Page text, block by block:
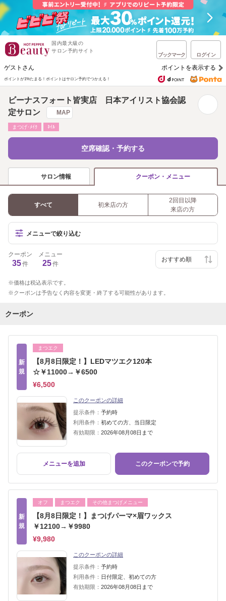
国内最大級の
サロン予約サイト
ブックマーク ログイン
ゲストさん ポイントを表示する
ポイントが1%たまる！ ポイントはサロン予約でつかえる！
ビーナスフォート皆実店 日本アイリスト協会認
定サロン
MAP
まつげ･ﾒｲｸ ﾈｲﾙ
空席確認・予約する
サロン情報 クーポン・メニュー
すべて 初来店の方
2回目以降
来店の方
メニューで絞り込む
クーポン
35件
メニュー
25件
価格は税込表示です。
クーポンは予告なく内容を変更・終了する可能性があります。
クーポン
新
規
まつエク
【8月8日限定！】LEDマツエク120本
☆￥11000→￥6500
¥6,500
このクーポンの詳細
提示条件： 予約時
利用条件： 初めての方、当日限定
有効期限： 2026年08月08日まで
メニューを追加 このクーポンで予約
新
規
オフ まつエク その他まつげメニュー
【8月8日限定！】まつげパーマ×眉ワックス
￥12100→￥9980
¥9,980
このクーポンの詳細
提示条件： 予約時
利用条件： 日付限定、初めての方
有効期限： 2026年08月08日まで